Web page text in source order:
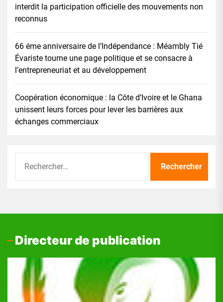
interdit la participation officielle des mouvements non
reconnus
66 éme anniversaire de l’Indépendance : Méambly Tié
Évariste tourne une page politique et se consacre à
l’entrepreneuriat et au développement
Coopération économique : la Côte d’Ivoire et le Ghana
unissent leurs forces pour lever les barrières aux
échanges commerciaux
Directeur de publication